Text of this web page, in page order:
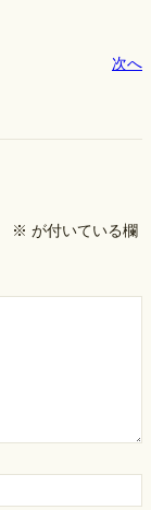
次へ
※ が付いている欄